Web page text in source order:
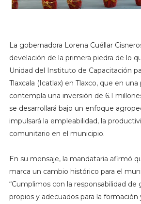
La gobernadora Lorena Cuéllar
develación de la primera piedra de lo
Unidad del Instituto de Capacitación
Tlaxcala (Icatlax) en Tlaxco, que en
contempla una inversión de 6.1
se desarrollará bajo un enfoque
impulsará la empleabilidad, la
comunitario en el municipio.
En su mensaje, la mandataria afirmó
marca un cambio histórico para el
“Cumplimos con la responsabilidad de
propios y adecuados para la formación